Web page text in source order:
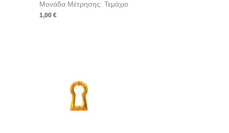
Μονάδα Μέτρησης: Τεμάχιο
1,00€